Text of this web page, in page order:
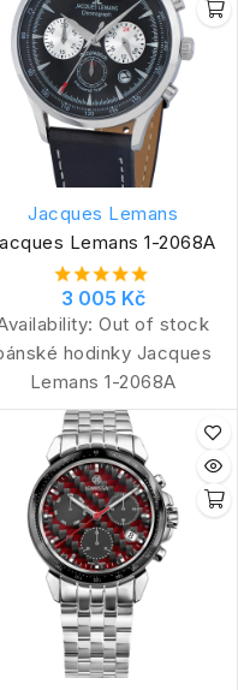
Jacques Lemans
Lemans 1-2068A
3 005 Kč
Out of stock
hodinky Jacques
Lemans 1-2068A